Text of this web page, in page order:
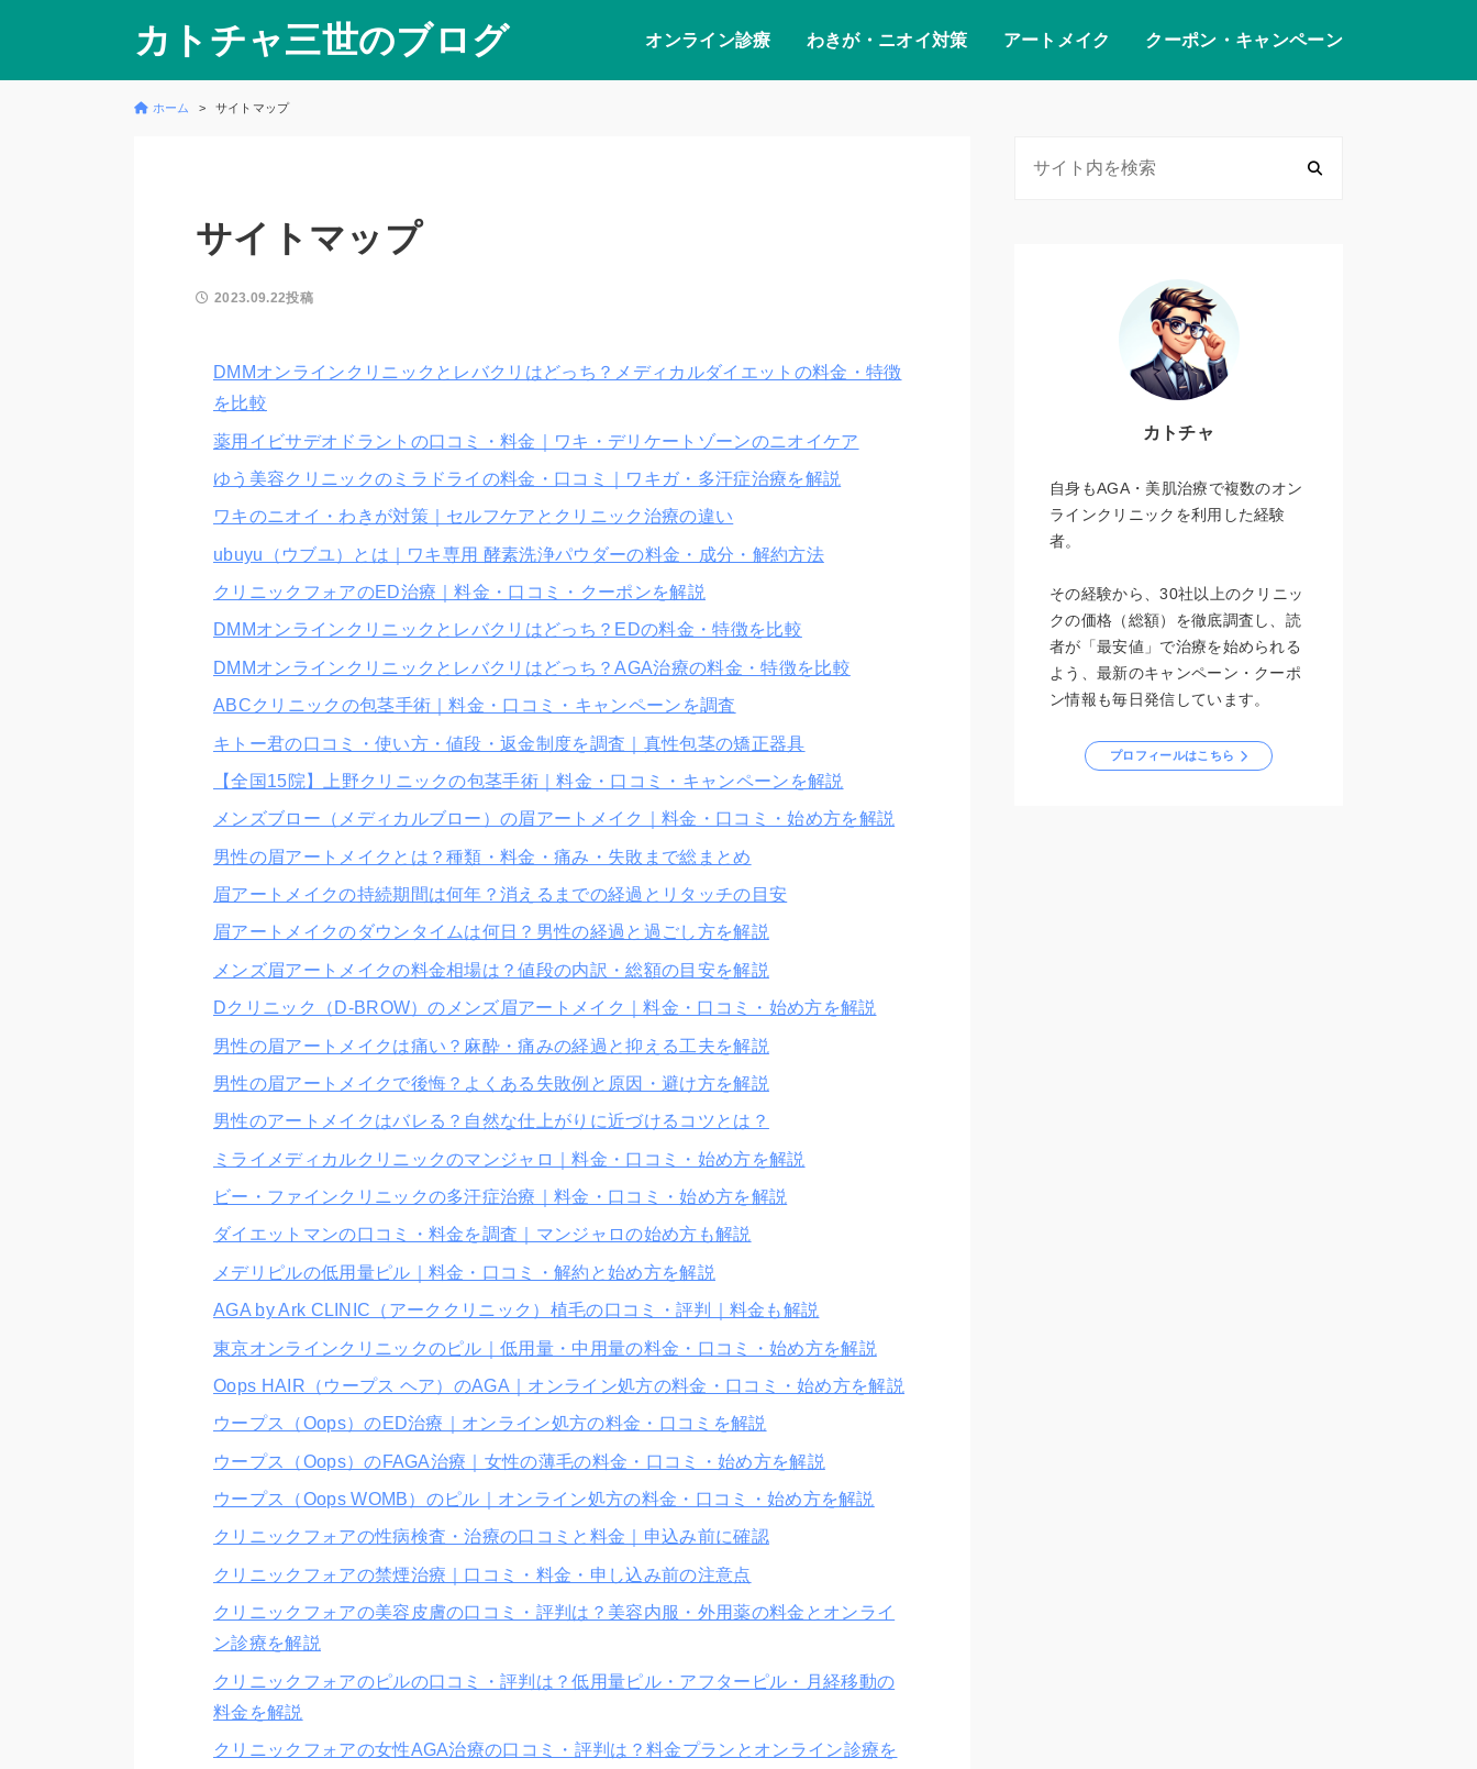
カトチャ三世のブログ オンライン診療 わきが・ニオイ対策 アートメイク クーポン・キャンペーン
ホーム サイトマップ
サイトマップ
2023.09.22投稿
DMMオンラインクリニックとレバクリはどっち？メディカルダイエットの料金・特徴
を比較
薬用イビサデオドラントの口コミ・料金｜ワキ・デリケートゾーンのニオイケア
ゆう美容クリニックのミラドライの料金・口コミ｜ワキガ・多汗症治療を解説
ワキのニオイ・わきが対策｜セルフケアとクリニック治療の違い
ubuyu（ウブユ）とは｜ワキ専用 酵素洗浄パウダーの料金・成分・解約方法
クリニックフォアのED治療｜料金・口コミ・クーポンを解説
DMMオンラインクリニックとレバクリはどっち？EDの料金・特徴を比較
DMMオンラインクリニックとレバクリはどっち？AGA治療の料金・特徴を比較
ABCクリニックの包茎手術｜料金・口コミ・キャンペーンを調査
キトー君の口コミ・使い方・値段・返金制度を調査｜真性包茎の矯正器具
【全国15院】上野クリニックの包茎手術｜料金・口コミ・キャンペーンを解説
メンズブロー（メディカルブロー）の眉アートメイク｜料金・口コミ・始め方を解説
男性の眉アートメイクとは？種類・料金・痛み・失敗まで総まとめ
眉アートメイクの持続期間は何年？消えるまでの経過とリタッチの目安
眉アートメイクのダウンタイムは何日？男性の経過と過ごし方を解説
メンズ眉アートメイクの料金相場は？値段の内訳・総額の目安を解説
Dクリニック（D-BROW）のメンズ眉アートメイク｜料金・口コミ・始め方を解説
男性の眉アートメイクは痛い？麻酔・痛みの経過と抑える工夫を解説
男性の眉アートメイクで後悔？よくある失敗例と原因・避け方を解説
男性のアートメイクはバレる？自然な仕上がりに近づけるコツとは？
ミライメディカルクリニックのマンジャロ｜料金・口コミ・始め方を解説
ビー・ファインクリニックの多汗症治療｜料金・口コミ・始め方を解説
ダイエットマンの口コミ・料金を調査｜マンジャロの始め方も解説
メデリピルの低用量ピル｜料金・口コミ・解約と始め方を解説
AGA by Ark CLINIC（アーククリニック）植毛の口コミ・評判｜料金も解説
東京オンラインクリニックのピル｜低用量・中用量の料金・口コミ・始め方を解説
Oops HAIR（ウープス ヘア）のAGA｜オンライン処方の料金・口コミ・始め方を解説
ウープス（Oops）のED治療｜オンライン処方の料金・口コミを解説
ウープス（Oops）のFAGA治療｜女性の薄毛の料金・口コミ・始め方を解説
ウープス（Oops WOMB）のピル｜オンライン処方の料金・口コミ・始め方を解説
クリニックフォアの性病検査・治療の口コミと料金｜申込み前に確認
クリニックフォアの禁煙治療｜口コミ・料金・申し込み前の注意点
クリニックフォアの美容皮膚の口コミ・評判は？美容内服・外用薬の料金とオンライ
ン診療を解説
クリニックフォアのピルの口コミ・評判は？低用量ピル・アフターピル・月経移動の
料金を解説
クリニックフォアの女性AGA治療の口コミ・評判は？料金プランとオンライン診療を
カトチャ
自身もAGA・美肌治療で複数のオン
ラインクリニックを利用した経験
者。
その経験から、30社以上のクリニッ
クの価格（総額）を徹底調査し、読
者が「最安値」で治療を始められる
よう、最新のキャンペーン・クーポ
ン情報も毎日発信しています。
プロフィールはこちら